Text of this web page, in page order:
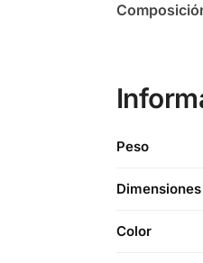
Peso
Dimensiones
Color